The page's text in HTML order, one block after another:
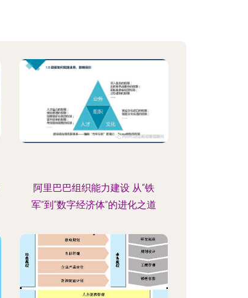
阿里巴巴组织能力建设 从“铁
军”到“数字经济体”的进化之道